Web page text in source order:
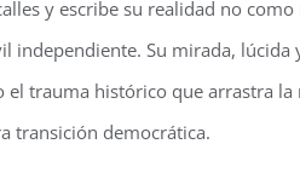
y escribe su realidad no
independiente. Su mirada, lúcida
trauma histórico que arrastra
transición democrática.